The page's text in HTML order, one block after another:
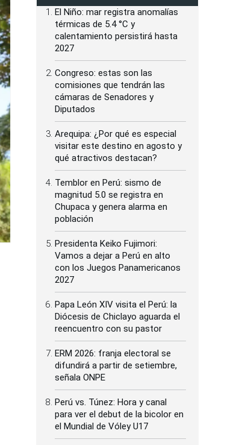
El Niño: mar registra anomalías
térmicas de 5.4 °C y
calentamiento persistirá hasta
2027
Congreso: estas son las
comisiones que tendrán las
cámaras de Senadores y
Diputados
Arequipa: ¿Por qué es especial
visitar este destino en agosto y
qué atractivos destacan?
Temblor en Perú: sismo de
magnitud 5.0 se registra en
Chupaca y genera alarma en
población
Presidenta Keiko Fujimori:
Vamos a dejar a Perú en alto
con los Juegos Panamericanos
2027
Papa León XIV visita el Perú: la
Diócesis de Chiclayo aguarda el
reencuentro con su pastor
ERM 2026: franja electoral se
difundirá a partir de setiembre,
señala ONPE
Perú vs. Túnez: Hora y canal
para ver el debut de la bicolor en
el Mundial de Vóley U17